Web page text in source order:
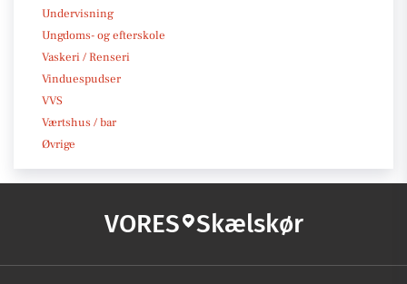
Undervisning
Ungdoms- og efterskole
Vaskeri / Renseri
Vinduespudser
VVS
Værtshus / bar
Øvrige
VORES Skælskør